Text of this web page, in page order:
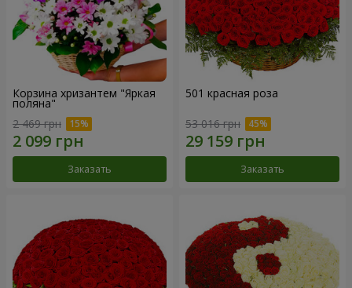
Корзина хризантем "Яркая
поляна"
2 469 грн
Заказать
501 красная роза
53 016 грн
Заказать